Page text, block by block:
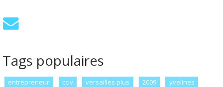
Tags populaires
entrepreneur cciv versailles plus 2009
yvelines